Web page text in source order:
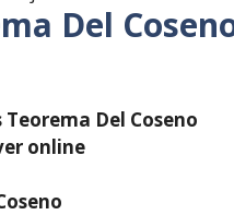
Del
Teorema Del Coseno
online